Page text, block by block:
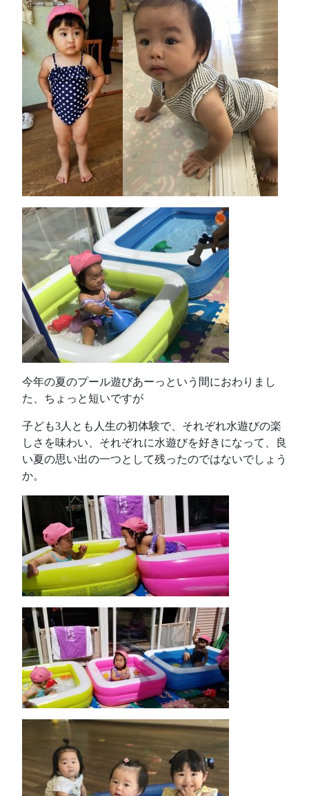
今年の夏のプール遊びあーっという間におわりまし
た、ちょっと短いですが
子ども3人とも人生の初体験で、それぞれ水遊びの楽
しさを味わい、それぞれに水遊びを好きになって、良
い夏の思い出の一つとして残ったのではないでしょう
か。